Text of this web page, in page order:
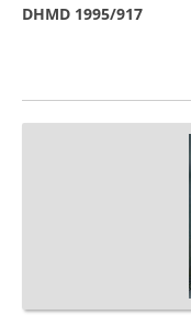
DHMD 1995/917